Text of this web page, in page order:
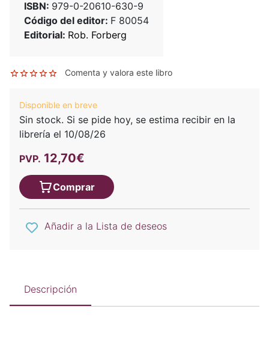
ISBN: 979-0-20610-630-9
Código del editor: F 80054
Editorial: Rob. Forberg
Comenta y valora este libro
Disponible en breve
Sin stock. Si se pide hoy, se estima recibir en la
librería el 10/08/26
PVP. 12,70€
Comprar
Añadir a la Lista de deseos
Descripción